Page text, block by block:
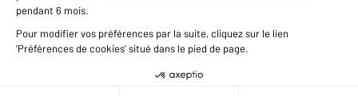
Données personnelles